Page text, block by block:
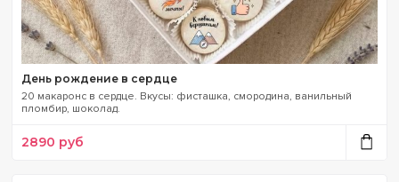
День рождение в сердце
20 макаронс в сердце. Вкусы: фисташка, смородина, ванильный
пломбир, шоколад.
2890 руб